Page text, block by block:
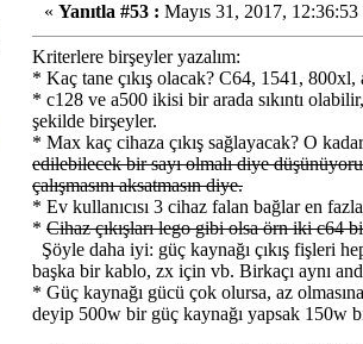
« Yanıtla #53 : Mayıs 31, 2017,
Kriterlere birşeyler yazalım:
* Kaç tane çıkış olacak? C64, 1541,
* c128 ve a500 ikisi bir arada sıkıntı
şekilde birşeyler.
* Max kaç cihaza çıkış sağlayacak? O
edilebilecek bir sayı olmalı diye
çalışmasını aksatmasın diye.
* Ev kullanıcısı 3 cihaz falan bağlar en
* Cihaz çıkışları lego gibi olsa örn iki c64
Şöyle daha iyi: güç kaynağı çıkış fişleri
başka bir kablo, zx için vb. Birkaçı aynı
* Güç kaynağı gücü çok olursa, az
deyip 500w bir güç kaynağı yapsak 150w